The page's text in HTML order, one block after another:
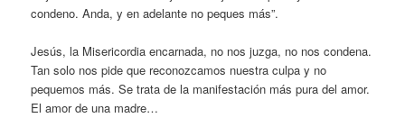
condeno. Anda, y en adelante no peques más”.
Jesús, la Misericordia encarnada, no nos juzga, no nos condena.
Tan solo nos pide que reconozcamos nuestra culpa y no
pequemos más. Se trata de la manifestación más pura del amor.
El amor de una madre…